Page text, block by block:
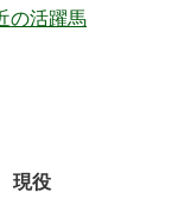
の活躍馬
現役